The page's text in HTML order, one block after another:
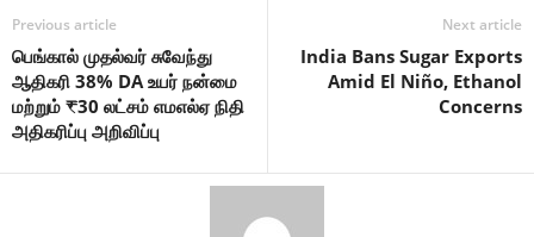
Previous article
பெங்கால் முதல்வர் சுவேந்து
ஆதிகரி 38% DA உயர் நன்மை
மற்றும் ₹30 லட்சம் எமஎல்ஏ நிதி
அதிகரிப்பு அறிவிப்பு
Next article
India Bans Sugar Exports
Amid El Niño, Ethanol
Concerns